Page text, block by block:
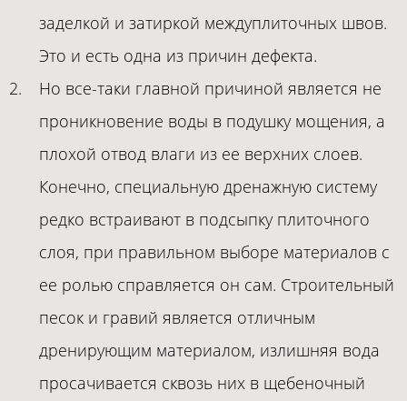
заделкой и затиркой междуплиточных швов.
Это и есть одна из причин дефекта.
Но все-таки главной причиной является не
проникновение воды в подушку мощения, а
плохой отвод влаги из ее верхних слоев.
Конечно, специальную дренажную систему
редко встраивают в подсыпку плиточного
слоя, при правильном выборе материалов с
ее ролью справляется он сам. Строительный
песок и гравий является отличным
дренирующим материалом, излишняя вода
просачивается сквозь них в щебеночный